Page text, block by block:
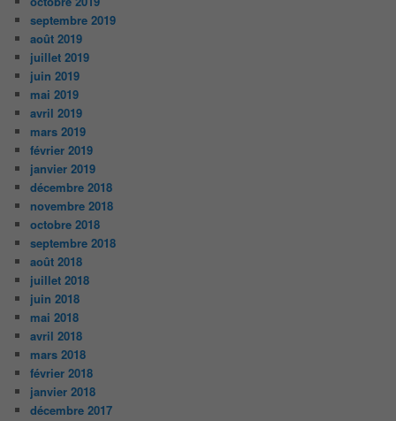
septembre 2019
août 2019
juillet 2019
juin 2019
mai 2019
avril 2019
mars 2019
février 2019
janvier 2019
décembre 2018
novembre 2018
octobre 2018
septembre 2018
août 2018
juillet 2018
juin 2018
mai 2018
avril 2018
mars 2018
février 2018
janvier 2018
décembre 2017